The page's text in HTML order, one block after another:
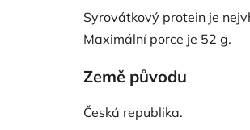
Syrovátkový protein je
Maximální porce je 52 g.
Země původu
Česká republika.